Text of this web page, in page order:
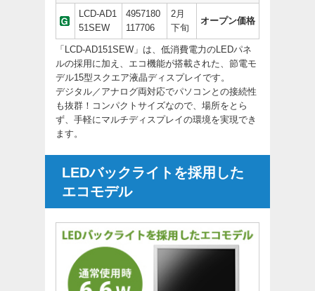
LCD-AD1
51SEW
4957180
117706
2月
下旬
オープン価格
「LCD-AD151SEW」は、低消費電力のLEDパネ
ルの採用に加え、エコ機能が搭載された、節電モ
デル15型スクエア液晶ディスプレイです。
デジタル／アナログ両対応でパソコンとの接続性
も抜群！コンパクトサイズなので、場所をとら
ず、手軽にマルチディスプレイの環境を実現でき
ます。
LEDバックライトを採用した
エコモデル